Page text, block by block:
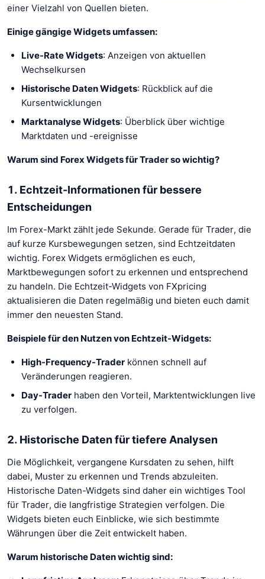
einer Vielzahl von Quellen bieten.
Einige gängige Widgets umfassen:
Live-Rate Widgets: Anzeigen von aktuellen
Wechselkursen
Historische Daten Widgets: Rückblick auf die
Kursentwicklungen
Marktanalyse Widgets: Überblick über wichtige
Marktdaten und -ereignisse
Warum sind Forex Widgets für Trader so wichtig?
1. Echtzeit-Informationen für bessere
Entscheidungen
Im Forex-Markt zählt jede Sekunde. Gerade für Trader, die
auf kurze Kursbewegungen setzen, sind Echtzeitdaten
wichtig. Forex Widgets ermöglichen es euch,
Marktbewegungen sofort zu erkennen und entsprechend
zu handeln. Die Echtzeit-Widgets von FXpricing
aktualisieren die Daten regelmäßig und bieten euch damit
immer den neuesten Stand.
Beispiele für den Nutzen von Echtzeit-Widgets:
High-Frequency-Trader können schnell auf
Veränderungen reagieren.
Day-Trader haben den Vorteil, Marktentwicklungen live
zu verfolgen.
2. Historische Daten für tiefere Analysen
Die Möglichkeit, vergangene Kursdaten zu sehen, hilft
dabei, Muster zu erkennen und Trends abzuleiten.
Historische Daten-Widgets sind daher ein wichtiges Tool
für Trader, die langfristige Strategien verfolgen. Die
Widgets bieten euch Einblicke, wie sich bestimmte
Währungen über die Zeit entwickelt haben.
Warum historische Daten wichtig sind: